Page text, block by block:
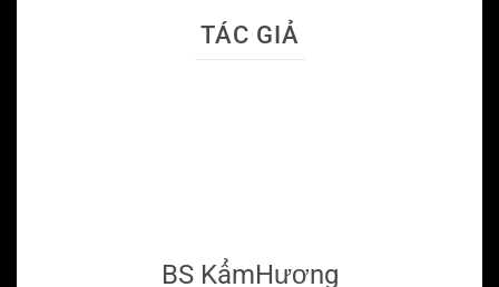
TÁC GIẢ
BS KẩmHương